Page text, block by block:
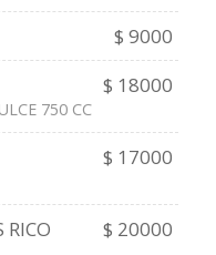
$ 9000
$ 18000
750 CC
$ 17000
RICO $ 20000